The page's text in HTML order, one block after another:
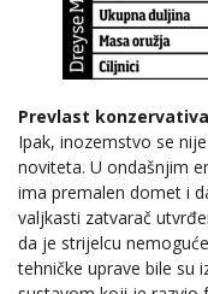
Prevlast
Ipak, inozemstvo se
noviteta. U ondašnjim
ima premalen domet i
valjkasti zatvarač
da je strijelcu
tehničke uprave bile su